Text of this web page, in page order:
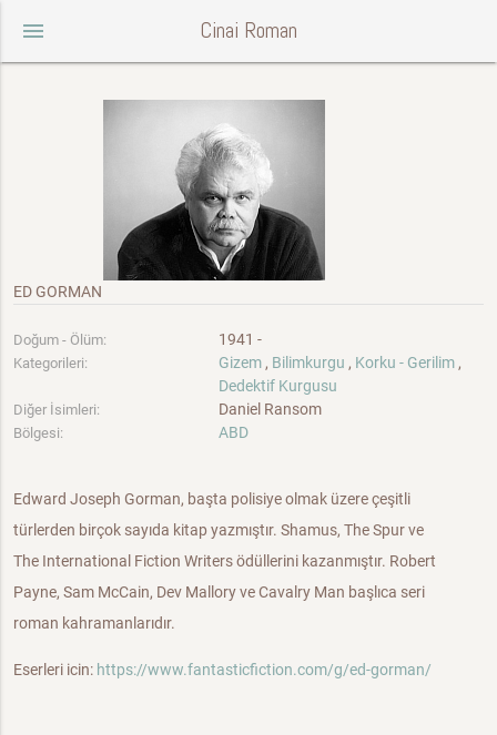
menu Cinai Roman
ED GORMAN
Doğum - Ölüm: 1941 -
Kategorileri: Gizem , Bilimkurgu , Korku - Gerilim ,
Dedektif Kurgusu
Diğer İsimleri: Daniel Ransom
Bölgesi: ABD
Edward Joseph Gorman, başta polisiye olmak üzere çeşitli
türlerden birçok sayıda kitap yazmıştır. Shamus, The Spur ve
The International Fiction Writers ödüllerini kazanmıştır. Robert
Payne, Sam McCain, Dev Mallory ve Cavalry Man başlıca seri
roman kahramanlarıdır.
Eserleri icin: https://www.fantasticfiction.com/g/ed-gorman/